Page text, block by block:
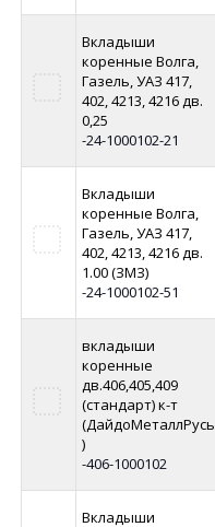
Вкладыши
коренные Волга,
Газель, УАЗ 417,
402, 4213, 4216 дв.
0,25
-24-1000102-21
Вкладыши
коренные Волга,
Газель, УАЗ 417,
402, 4213, 4216 дв.
1.00 (ЗМЗ)
-24-1000102-51
вкладыши
коренные
дв.406,405,409
(стандарт) к-т
(ДайдоМеталлРусь
)
-406-1000102
Вкладыши